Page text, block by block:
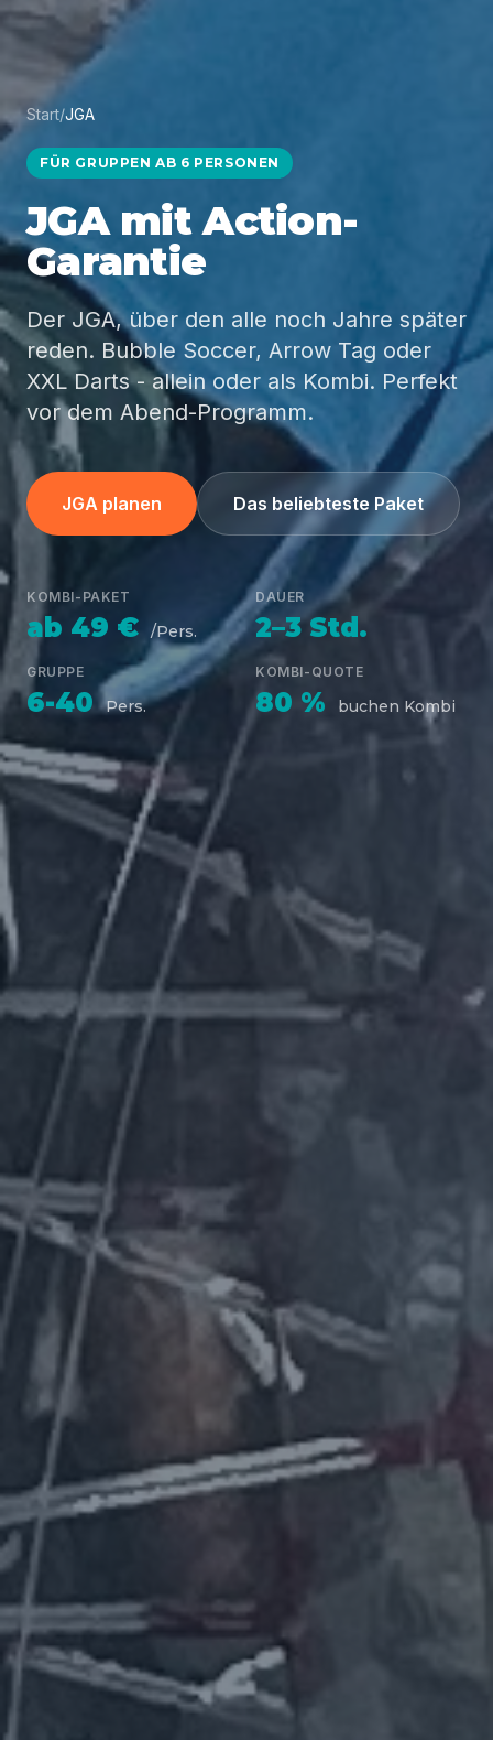
Start/JGA
FÜR GRUPPEN AB 6 PERSONEN
JGA mit Action-
Garantie
Der JGA, über den alle noch Jahre später
reden. Bubble Soccer, Arrow Tag oder
XXL Darts - allein oder als Kombi. Perfekt
vor dem Abend-Programm.
JGA planen Das beliebteste Paket
KOMBI-PAKET
ab 49 € /Pers.
DAUER
2–3 Std.
GRUPPE
6-40 Pers.
KOMBI-QUOTE
80 % buchen Kombi